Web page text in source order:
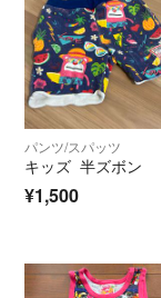
パンツ/スパッツ
キッズ 半ズボン
¥1,500